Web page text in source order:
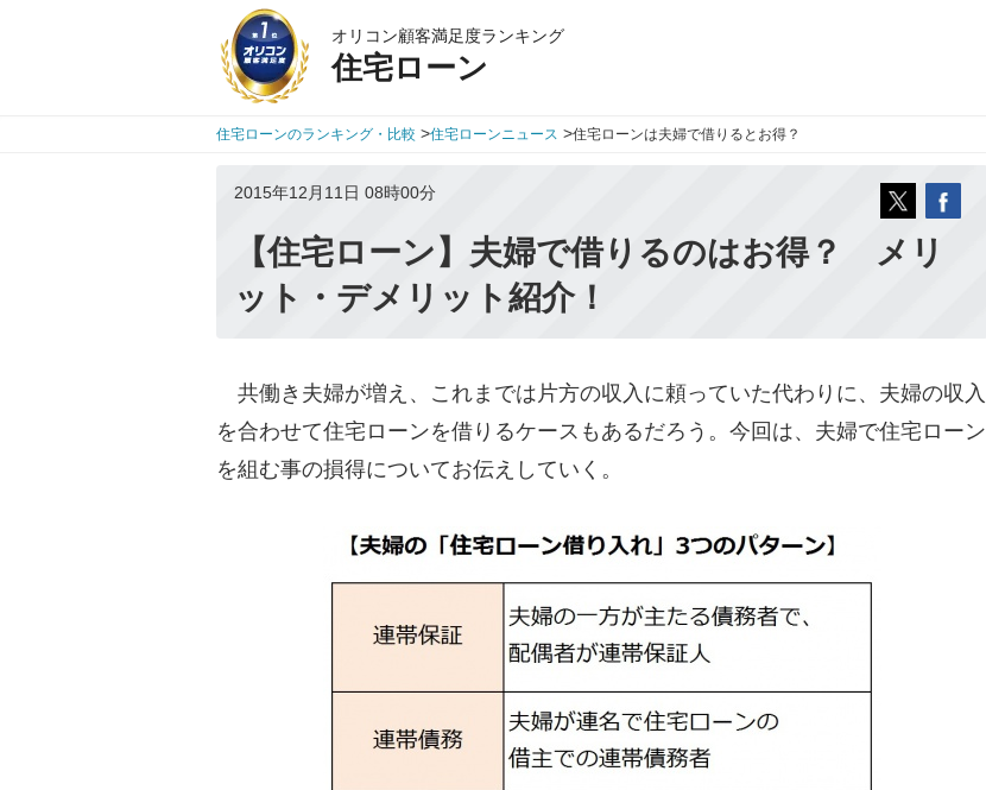
オリコン顧客満足度ランキング
住宅ローン
住宅ローンのランキング・比較 >住宅ローンニュース >住宅ローンは夫婦で借りるとお得？
2015年12月11日 08時00分
【住宅ローン】夫婦で借りるのはお得？ メリ
ット・デメリット紹介！
共働き夫婦が増え、これまでは片方の収入に頼っていた代わりに、夫婦の収入
を合わせて住宅ローンを借りるケースもあるだろう。今回は、夫婦で住宅ローン
を組む事の損得についてお伝えしていく。